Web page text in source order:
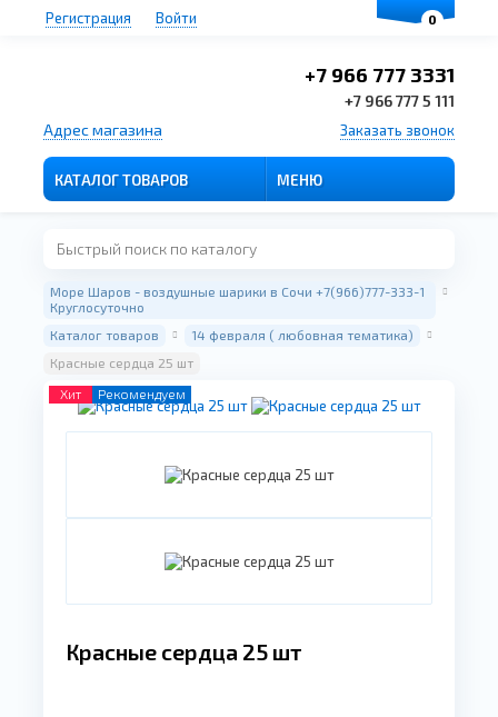
+7 966 777 3331
+7 966 777 5 111
Заказать звонок
Адрес магазина
Регистрация Войти
КАТАЛОГ ТОВАРОВ МЕНЮ
Море Шаров - воздушные шарики в Сочи +7(966)777-333-1
Круглосуточно
Каталог товаров
14 февраля ( любовная тематика)
Красные сердца 25 шт
Хит
Рекомендуем
Красные сердца 25 шт
0